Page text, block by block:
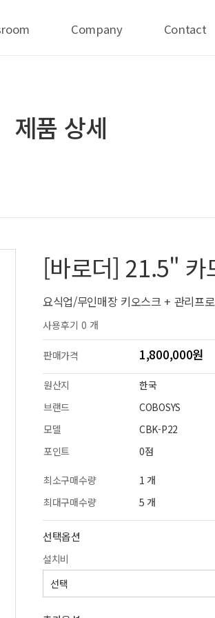
Company Contact
제품 상세
[바로더] 21.5" 카
요식업/무인매장 키오스크 + 관리프
사용후기 0 개
판매가격 1,800,000원
원산지
한국
브랜드
COBOSYS
모델
CBK-P22
포인트
0점
최소구매수량
1 개
최대구매수량
5 개
선택옵션
설치비